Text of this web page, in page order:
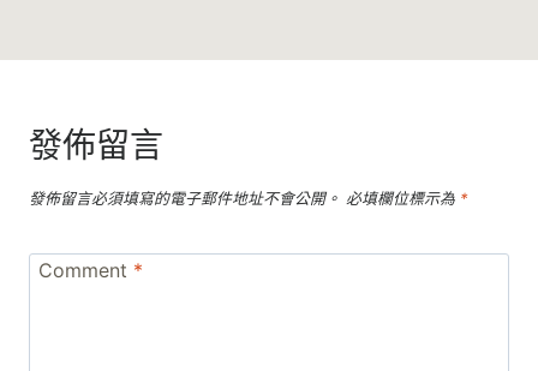
發佈留言
發佈留言必須填寫的電子郵件地址不會公開。 必填欄位標示為 *
Comment *